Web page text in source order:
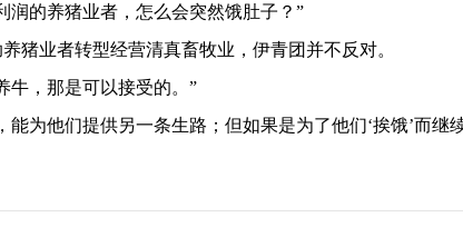
润的养猪业者，怎么会突然饿肚子？”
猪业者转型经营清真畜牧业，伊青团并不反对。
牛，那是可以接受的。”
为他们提供另一条生路；但如果是为了他们‘挨饿’而继